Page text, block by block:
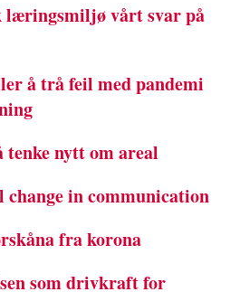
læringsmiljø vårt svar på
å trå feil med pandemi
nytt om areal
change in communication
fra korona
som drivkraft for